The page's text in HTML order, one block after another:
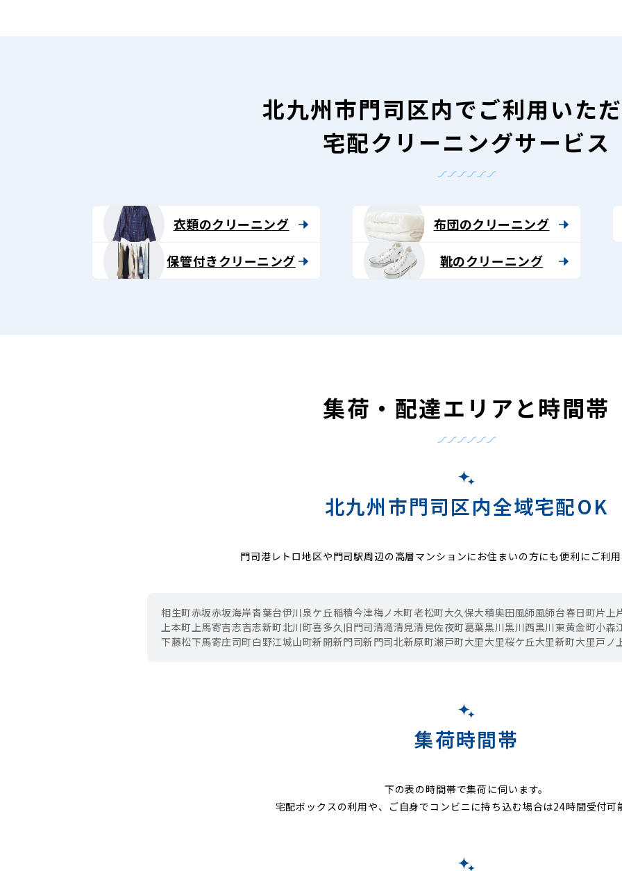
北九州市門司区内でご利用いた
宅配クリーニングサービス
衣類のクリーニング
保管付きクリーニング
布団のクリーニング
靴のクリーニング
集荷・配達エリアと時間帯
北九州市門司区内全域宅配OK
門司港レトロ地区や門司駅周辺の高層マンションにお住まいの方にも便利にご利用
相生町赤坂赤坂海岸青葉台伊川泉ケ丘稲積今津梅ノ木町老松町大久保大積奥田風師風師台春日町片上
上本町上馬寄吉志吉志新町北川町喜多久 旧門司清滝清見清見佐夜町葛葉黒川黒川西黒川東黄金町小森
下藤松下馬寄庄司町白野江城山町新開新門司新門司北新原町瀬戸町大里 大里桜ケ丘大里新町大里戸ノ
集荷時間帯
下の表の時間帯で集荷に伺います。
宅配ボックスの利用や、ご自身でコンビニに持ち込む場合は24時間受付可